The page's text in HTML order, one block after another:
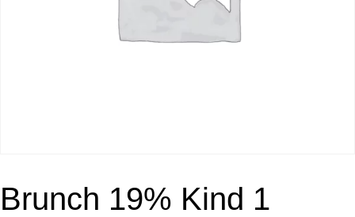
Brunch 19% Kind 1